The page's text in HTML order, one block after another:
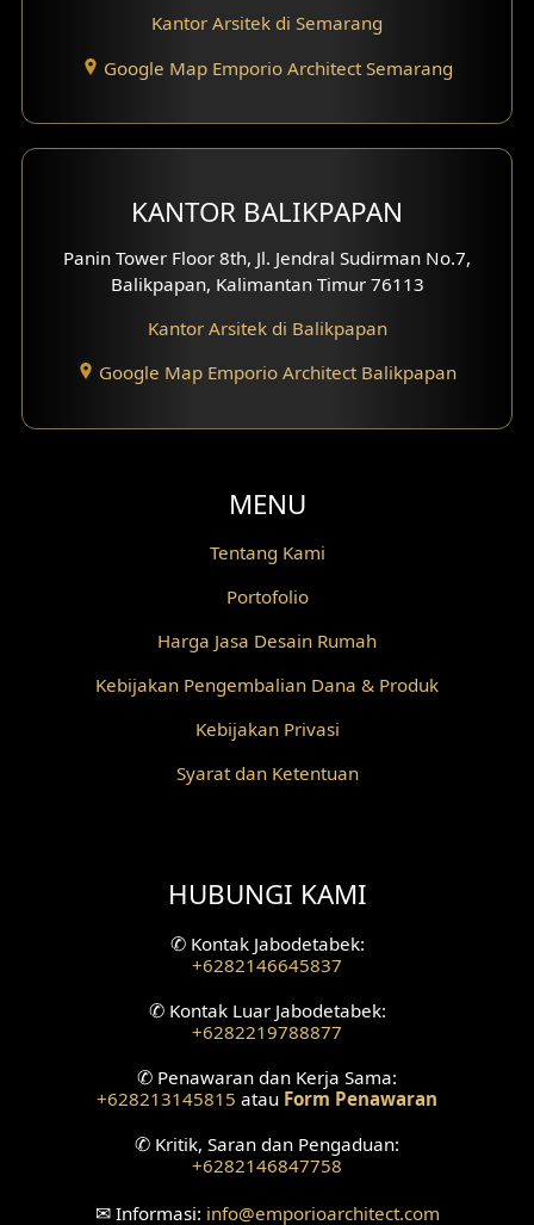
Desain Koridor
Desain Mini Theater
Fasad Rumah Villa Bali
Desain Wallpanel
Desain Grill Kayu
Desain Pilar
Desain Fasad Depan
Desain Fasad Belakang
Desain Rumah American Style
Fasad Rumah American Style
Desain Interior Villa
Desain Ruang Tunggu
Desain Ruang Perawatan
Desain Ruang Konsultasi
Kantor Arsitek di Semarang
Google Map Emporio Architect Semarang
KANTOR BALIKPAPAN
Panin Tower Floor 8th, Jl. Jendral Sudirman No.7,
Balikpapan, Kalimantan Timur 76113
Kantor Arsitek di Balikpapan
Google Map Emporio Architect Balikpapan
MENU
Tentang Kami
Portofolio
Harga Jasa Desain Rumah
Kebijakan Pengembalian Dana & Produk
Kebijakan Privasi
Syarat dan Ketentuan
HUBUNGI KAMI
✆Kontak Jabodetabek:
+6282146645837
✆Kontak Luar Jabodetabek:
+6282219788877
✆ Penawaran dan Kerja Sama:
+628213145815 atau Form Penawaran
✆ Kritik, Saran dan Pengaduan:
+6282146847758
✉Informasi: info@emporioarchitect.com